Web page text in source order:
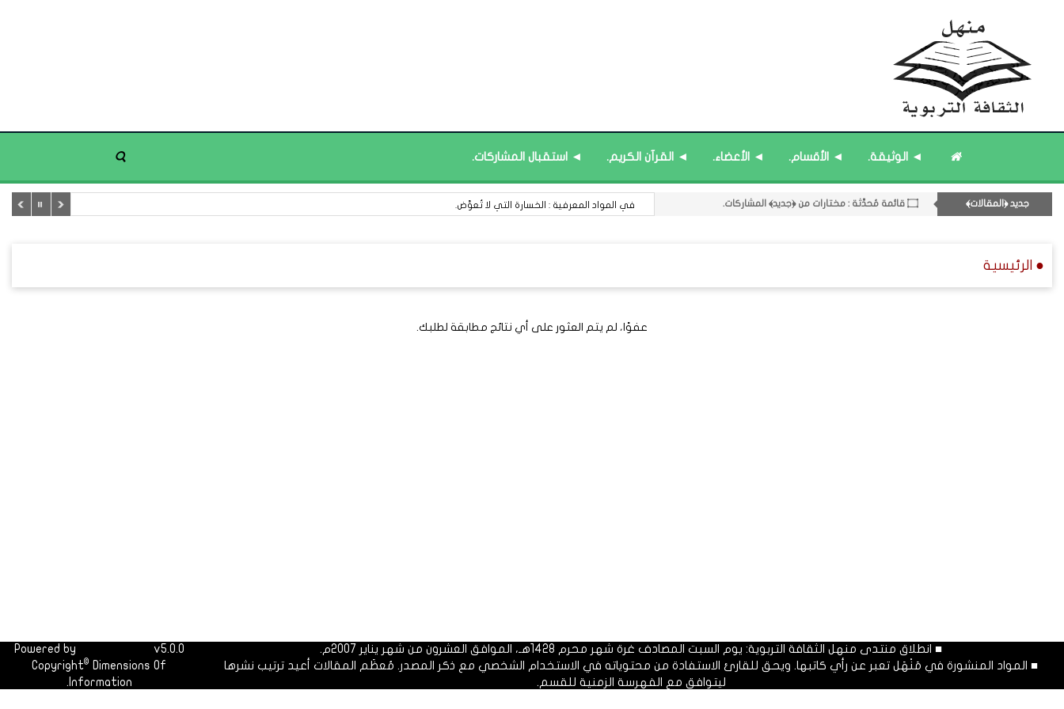
◄ الوثيقة. ◄ الأقسام. ◄ الأعضاء. ◄ القرآن الكريم. ◄ استقبال المشاركات.
جديد ﴿المقالات﴾ ۝ قائمة مُحدَّثة : مختارات من ﴿جديد﴾ المشاركات. في المواد المعرفية : الخسارة التي لا تُعوَّض.
● الرئيسية
عفوًا، لم يتم العثور على أي نتائج مطابقة لطلبك.
■ انطلاق منتدى منهل الثقافة التربوية: يوم السبت المصادف غرة شهر محرم 1428هـ، الموافق العشرون من شهر يناير 2007م.
■ المواد المنشورة في مَنْهَل تعبر عن رأي كاتبها. ويحق للقارئ الاستفادة من محتوياته في الاستخدام الشخصي مع ذكر المصدر. مُعظَم المقالات أعيد ترتيب نشرها
ليتوافق مع الفهرسة الزمنية للقسم.
Powered by
v5.0.0
Copyright© Dimensions Of
Information.